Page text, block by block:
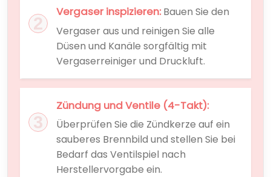
Vergaser inspizieren:Bauen Sie den
Vergaser aus und reinigen Sie alle
Düsen und Kanäle sorgfältig mit
Vergaserreiniger und Druckluft.
Zündung und Ventile (4-Takt):
Überprüfen Sie die Zündkerze auf ein
sauberes Brennbild und stellen Sie bei
Bedarf das Ventilspiel nach
Herstellervorgabe ein.